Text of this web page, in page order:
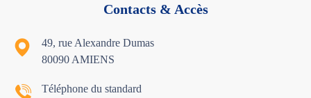
Contacts & Accès
49, rue Alexandre Dumas
80090 AMIENS
Téléphone du standard